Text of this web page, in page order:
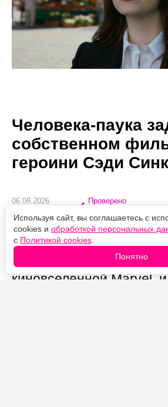
Человека-паука
собственном
героини Сэди Синк
06.08.2026
Проверено
«Человек-паук: Новый
отодвигает основной
завязки истории
киновселенной Marvel,
Используя сайт, вы соглашаетесь с
cookies и обработкой персональных
с Политикой cookies
Понятно